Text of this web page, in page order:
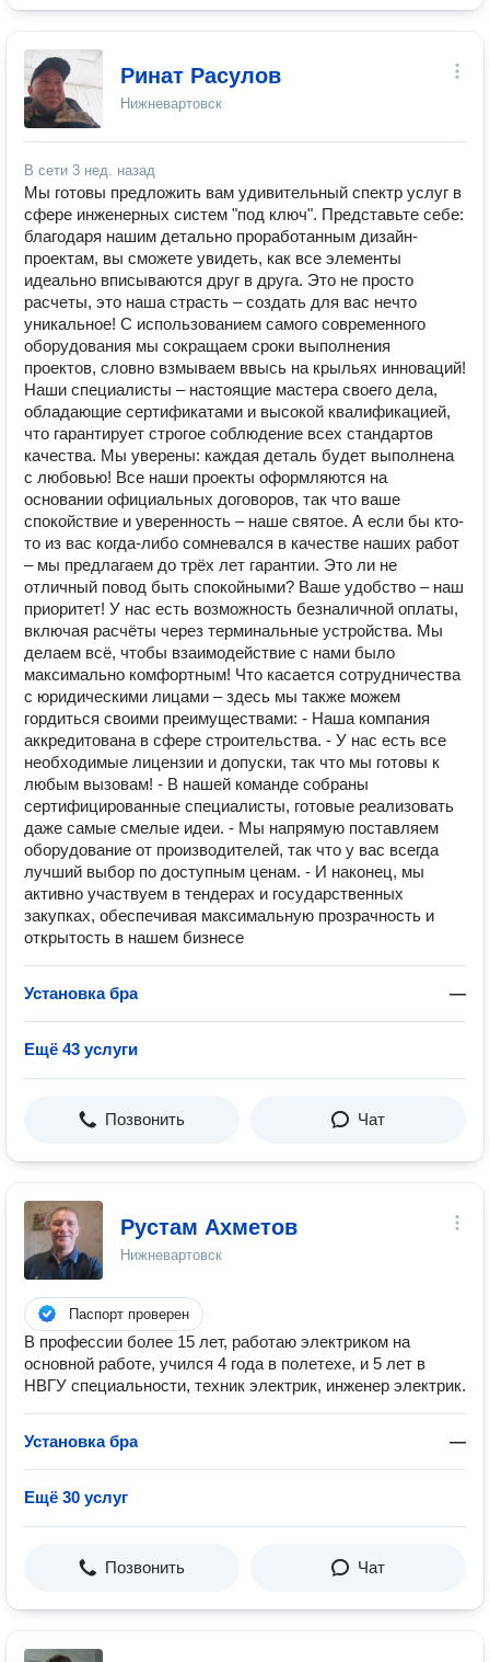
Ринат Расулов
Нижневартовск
В сети 3 нед. назад
Мы готовы предложить вам удивительный спектр услуг в
сфере инженерных систем "под ключ". Представьте себе:
благодаря нашим детально проработанным дизайн-
проектам, вы сможете увидеть, как все элементы
идеально вписываются друг в друга. Это не просто
расчеты, это наша страсть – создать для вас нечто
уникальное! С использованием самого современного
оборудования мы сокращаем сроки выполнения
проектов, словно взмываем ввысь на крыльях инноваций!
Наши специалисты – настоящие мастера своего дела,
обладающие сертификатами и высокой квалификацией,
что гарантирует строгое соблюдение всех стандартов
качества. Мы уверены: каждая деталь будет выполнена
с любовью! Все наши проекты оформляются на
основании официальных договоров, так что ваше
спокойствие и уверенность – наше святое. А если бы кто-
то из вас когда-либо сомневался в качестве наших работ
– мы предлагаем до трёх лет гарантии. Это ли не
отличный повод быть спокойными? Ваше удобство – наш
приоритет! У нас есть возможность безналичной оплаты,
включая расчёты через терминальные устройства. Мы
делаем всё, чтобы взаимодействие с нами было
максимально комфортным! Что касается сотрудничества
с юридическими лицами – здесь мы также можем
гордиться своими преимуществами: - Наша компания
аккредитована в сфере строительства. - У нас есть все
необходимые лицензии и допуски, так что мы готовы к
любым вызовам! - В нашей команде собраны
сертифицированные специалисты, готовые реализовать
даже самые смелые идеи. - Мы напрямую поставляем
оборудование от производителей, так что у вас всегда
лучший выбор по доступным ценам. - И наконец, мы
активно участвуем в тендерах и государственных
закупках, обеспечивая максимальную прозрачность и
открытость в нашем бизнесе
Установка бра —
Ещё 43 услуги
Позвонить Чат
Рустам Ахметов
Нижневартовск
Паспорт проверен
В профессии более 15 лет, работаю электриком на
основной работе, учился 4 года в полетехе, и 5 лет в
НВГУ специальности, техник электрик, инженер электрик.
Установка бра —
Ещё 30 услуг
Позвонить Чат